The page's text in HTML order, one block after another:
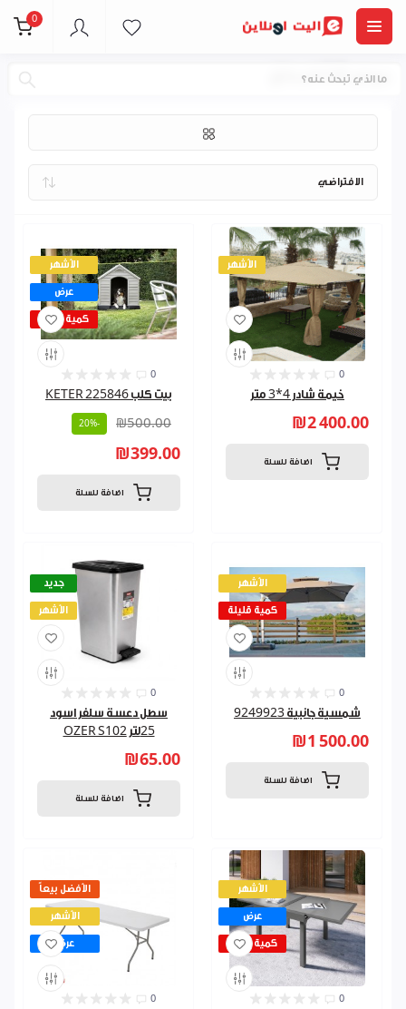
0
عروض اثاث الحدائق
الأشهر
عرض
كمية قليلة
0
بيت كلب 225846 KETER
₪500.00
-20%
₪399.00
اضافة للسلة
الأشهر
0
خيمة شادر 4*3 متر
₪2 400.00
اضافة للسلة
جديد
الأشهر
0
سطل دعسة سلفر اسود
25لتر OZER S102
₪65.00
اضافة للسلة
الأشهر
كمية قليلة
0
شمسية جانبية 9249923
₪1 500.00
اضافة للسلة
الأفضل بيعاً
الأشهر
عرض
0
الأشهر
عرض
كمية قليلة
0